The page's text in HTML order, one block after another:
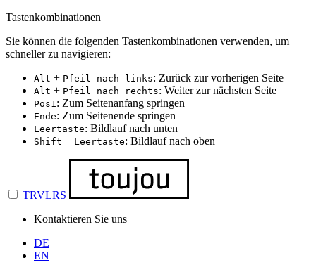
Tastenkombinationen
Sie können die folgenden Tastenkombinationen verwenden, um
schneller zu navigieren:
Alt + Pfeil nach links: Zurück zur vorherigen Seite
Alt + Pfeil nach rechts: Weiter zur nächsten Seite
Pos1: Zum Seitenanfang springen
Ende: Zum Seitenende springen
Leertaste: Bildlauf nach unten
Shift + Leertaste: Bildlauf nach oben
TRVLRS
Kontaktieren Sie uns
DE
EN